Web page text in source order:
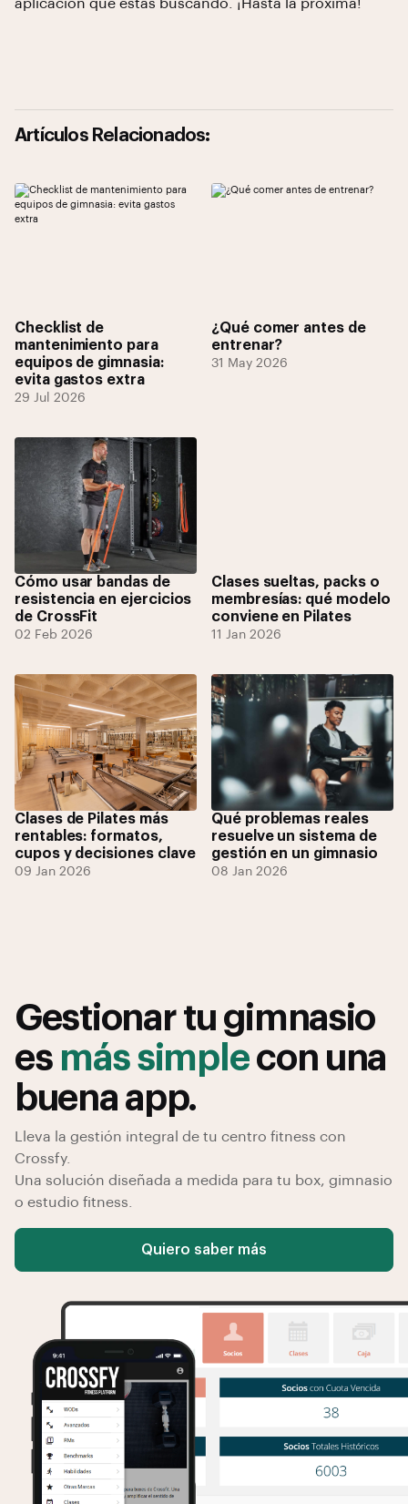
aplicación que estás buscando. ¡Hasta la próxima!
Artículos Relacionados:
Checklist de
mantenimiento para
equipos de gimnasia:
evita gastos extra
29 Jul 2026
¿Qué comer antes de
entrenar?
31 May 2026
Cómo usar bandas de
resistencia en ejercicios
de CrossFit
02 Feb 2026
Clases sueltas, packs o
membresías: qué modelo
conviene en Pilates
11 Jan 2026
Clases de Pilates más
rentables: formatos,
cupos y decisiones clave
09 Jan 2026
Qué problemas reales
resuelve un sistema de
gestión en un gimnasio
08 Jan 2026
Gestionar tu gimnasio
es más simplecon una
buena app.
Lleva la gestión integral de tu centro fitness con
Crossfy.
Una solución diseñada a medida para tu box, gimnasio
o estudio fitness.
Quiero saber más